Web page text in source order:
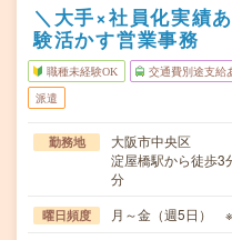
＼大手×社員化実績
験活かす営業事務
職種未経験OK 交通費別途支給
派遣
勤務地
大阪市中央区
淀屋橋駅から徒歩3
分
曜日頻度 月～金（週5日）